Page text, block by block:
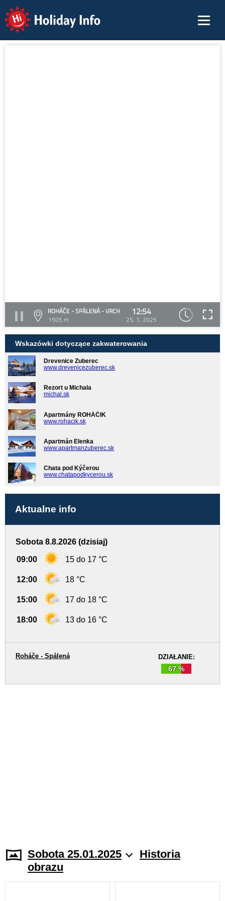
Holiday Info
ROHÁČE - SPÁLENÁ - VRCH
1505 m
12:54
25. 1. 2025
Wskazówki dotyczące zakwaterowania
Drevenice Zuberec
www.drevenicezuberec.sk
Rezort u Michala
michal.sk
Apartmány ROHÁČIK
www.rohacik.sk
Apartmán Elenka
www.apartmanzuberec.sk
Chata pod Kýčerou
www.chatapodkycerou.sk
Aktualne info
Sobota 8.8.2026 (dzisiaj)
09:00 15 do 17 °C
12:00 18 °C
15:00 17 do 18 °C
18:00 13 do 16 °C
DZIAŁANIE:
67 %
Roháče - Spálená
Sobota 25.01.2025
Historia
obrazu